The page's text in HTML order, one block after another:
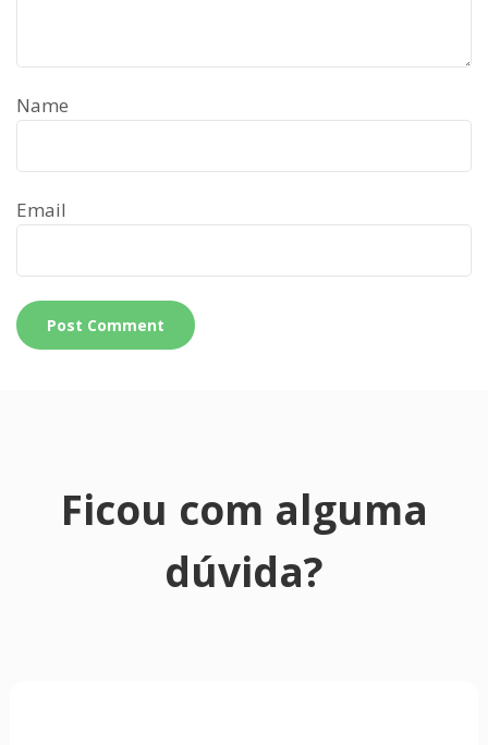
Name
Email
Ficou com alguma
dúvida?